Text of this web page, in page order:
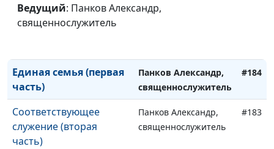
Ведущий: Панков Александр,
священнослужитель
(первая часть)
священнослужитель
Единая семья (вторая
Единая семья (первая
часть)
Панков Александр,
священнослужитель
#184
Соответствующее
служение (вторая
часть)
Панков Александр,
священнослужитель
#183